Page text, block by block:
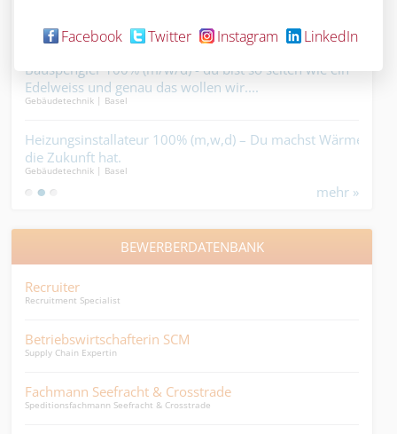
Bauhauptgewerbe | Basel
Bauspengler 100% (m/w/d) - du bist so selten wie ein
Edelweiss und genau das wollen wir....
Gebäudetechnik | Basel
Heizungsinstallateur 100% (m,w,d) – Du machst Wärme,
die Zukunft hat.
Gebäudetechnik | Basel
mehr »
BEWERBERDATENBANK
Recruiter
Recruitment Specialist
Betriebswirtschafterin SCM
Supply Chain Expertin
Fachmann Seefracht & Crosstrade
Speditionsfachmann Seefracht & Crosstrade
Facebook Twitter Instagram LinkedIn